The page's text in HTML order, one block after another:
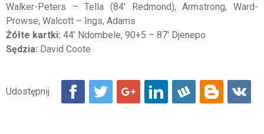
Walker-Peters – Tella (84' Redmond), Armstrong, Ward-
Prowse, Walcott – Ings, Adams
Żółte kartki: 44’ Ndombele, 90+5 – 87' Djenepo
Sędzia: David Coote